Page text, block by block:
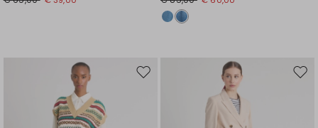
Sposta